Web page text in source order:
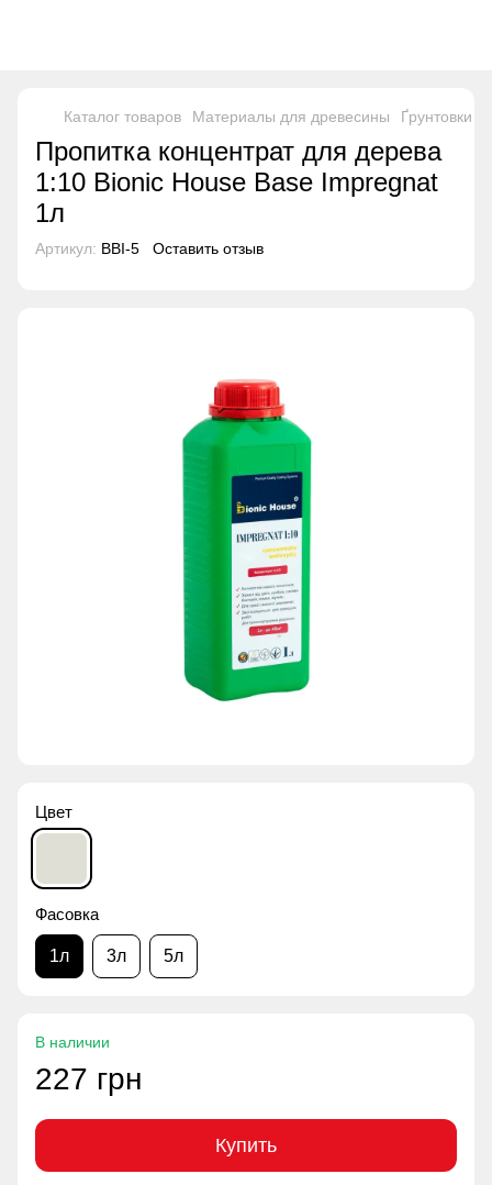
Каталог товаров Материалы для древесины Ґрунтовки
Пропитка концентрат для дерева
1:10 Bionic House Base Impregnat
1л
Артикул: BBI-5 Оставить отзыв
Цвет
Фасовка
1л 3л 5л
В наличии
227 грн
Купить